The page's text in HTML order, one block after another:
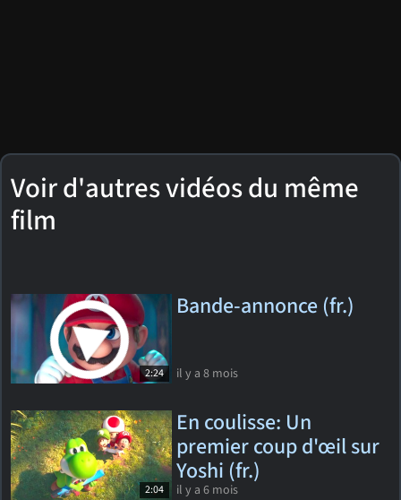
Voir d'autres vidéos du même
film
2:24
Bande-annonce (fr.)
il y a 8 mois
2:04
En coulisse: Un
premier coup d'œil sur
Yoshi (fr.)
il y a 6 mois